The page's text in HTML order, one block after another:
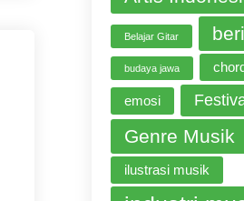
Belajar Gitar
budaya jawa
emosi
Genre Musik
ilustrasi musik